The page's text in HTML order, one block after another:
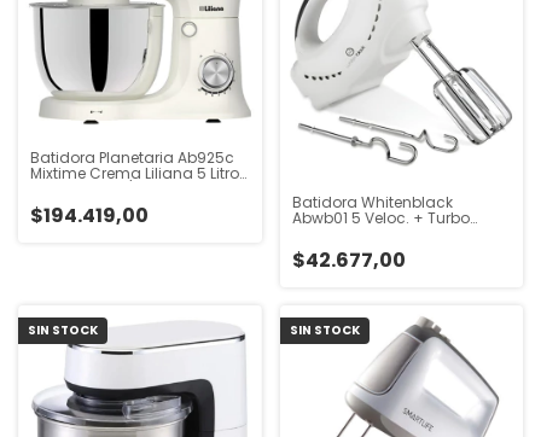
Batidora Planetaria Ab925c
Mixtime Crema Liliana 5 Litros
$194.419,00 Batidora Whitenblack
Abwb01 5 Veloc. + Turbo
$42.677,00
SIN STOCK SIN STOCK